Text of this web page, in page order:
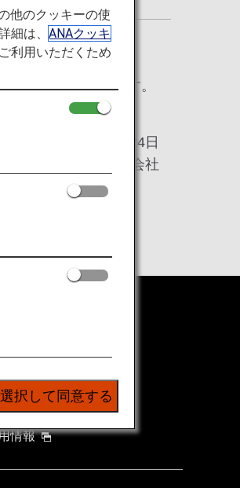
問をさせて頂きます。
2018年4月24日
全日本空輸株式会社
企業一覧
資家情報
リース
情報
他のクッキーの使
細は、ANAクッキ
利用いただくため
選択して同意する